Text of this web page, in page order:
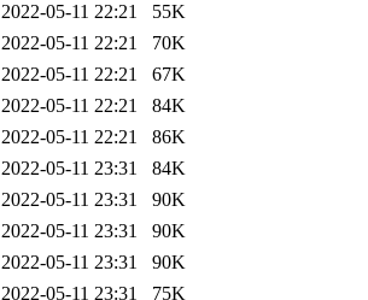
2022-05-11 22:21
55K
2022-05-11 22:21
70K
2022-05-11 22:21
67K
2022-05-11 22:21
84K
2022-05-11 22:21
86K
2022-05-11 23:31
84K
2022-05-11 23:31
90K
2022-05-11 23:31
90K
2022-05-11 23:31
90K
2022-05-11 23:31
75K